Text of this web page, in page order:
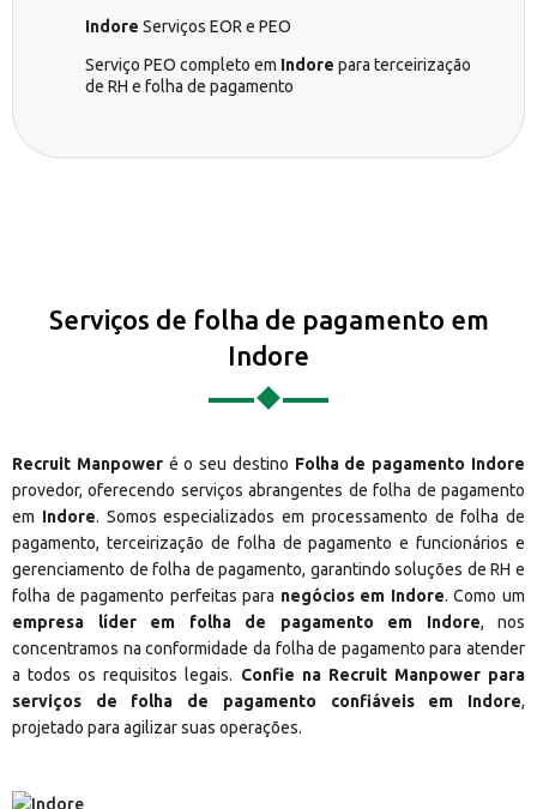
Indore Serviços EOR e PEO
Serviço PEO completo em Indore para terceirização
de RH e folha de pagamento
Serviços de folha de pagamento em
Indore
Recruit Manpoweré o seu destino Folha de pagamento Indore
provedor, oferecendo serviços abrangentes de folha de pagamento
em Indore. Somos especializados em processamento de folha de
pagamento, terceirização de folha de pagamento e funcionários e
gerenciamento de folha de pagamento, garantindo soluções de RH e
folha de pagamento perfeitas para negócios em Indore. Como um
empresa líder em folha de pagamento em Indore, nos
concentramos na conformidade da folha de pagamento para atender
a todos os requisitos legais. Confie na Recruit Manpower para
serviços de folha de pagamento confiáveis em Indore,
projetado para agilizar suas operações.